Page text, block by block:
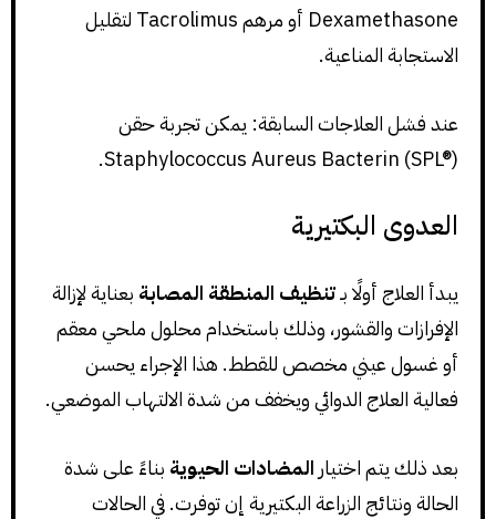
Dexamethasone أو مرهم Tacrolimus لتقليل
الاستجابة المناعية.
عند فشل العلاجات السابقة: يمكن تجربة حقن
Staphylococcus Aureus Bacterin (SPL®).
العدوى البكتيرية
يبدأ العلاج أولًا بـتنظيف المنطقة المصابة بعناية لإزالة
الإفرازات والقشور، وذلك باستخدام محلول ملحي معقم
أو غسول عيني مخصص للقطط. هذا الإجراء يحسن
فعالية العلاج الدوائي ويخفف من شدة الالتهاب الموضعي.
بعد ذلك يتم اختيار المضادات الحيوية بناءً على شدة
الحالة ونتائج الزراعة البكتيرية إن توفرت. في الحالات